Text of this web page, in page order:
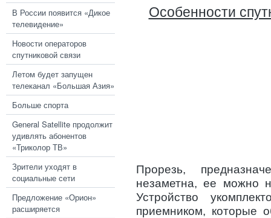
В России появится «Дикое
телевидение»
Новости операторов
спутниковой связи
Летом будет запущен
телеканал «Большая Азия»
Больше спорта
General Satellite продолжит
удивлять абонентов
«Триколор ТВ»
Зрители уходят в
социальные сети
Предложение «Орион»
расширяется
Особенности
Прорезь,
незаметна, ее можно
Устройство
приемником, которые